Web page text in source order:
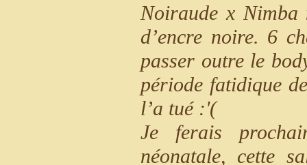
Noiraude x Nimba
d’encre noire. 6
passer outre le
période fatidique
l’a tué :'(
Je ferais
néonatale, cette